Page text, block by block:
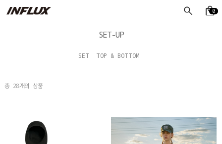
0
SET-UP
SET TOP & BOTTOM
총 28개의 상품